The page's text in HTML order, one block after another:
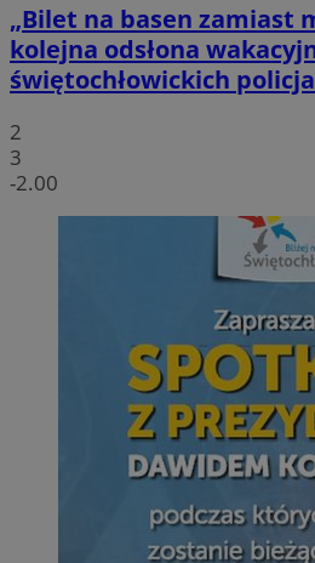
„Bilet na basen zamiast
kolejna odsłona
świętochłowickich
2
3
-2.00